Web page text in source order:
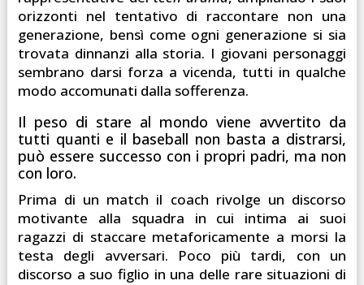
orizzonti nel tentativo di raccontare non una
generazione, bensì come ogni generazione si sia
trovata dinnanzi alla storia. I giovani personaggi
sembrano darsi forza a vicenda, tutti in qualche
modo accomunati dalla sofferenza.
Il peso di stare al mondo viene avvertito da
tutti quanti e il baseball non basta a distrarsi,
può essere successo con i propri padri, ma non
con loro.
Prima di un match il coach rivolge un discorso
motivante alla squadra in cui intima ai suoi
ragazzi di staccare metaforicamente a morsi la
testa degli avversari. Poco più tardi, con un
discorso a suo figlio in una delle rare situazioni di